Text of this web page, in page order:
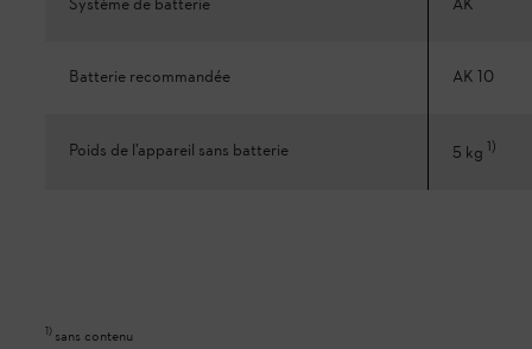
Système de batterie AK
Batterie recommandée AK 10
Poids de l’appareil sans batterie 5 kg 1)
1) sans contenu